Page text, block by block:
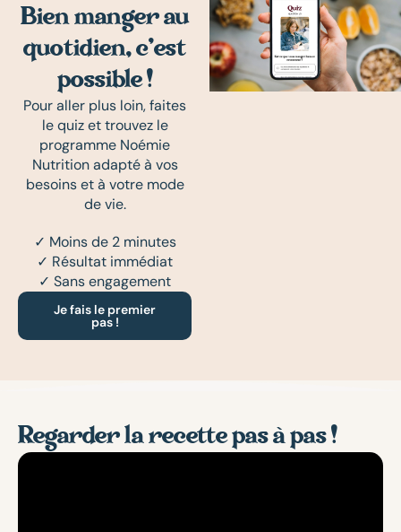
Bien manger au
quotidien, c’est
possible !
Pour aller plus loin, faites
le quiz et trouvez le
programme Noémie
Nutrition adapté à vos
besoins et à votre mode
de vie.
✓ Moins de 2 minutes
✓ Résultat immédiat
✓ Sans engagement
Je fais le premier
pas !
Regarder la recette pas à pas !